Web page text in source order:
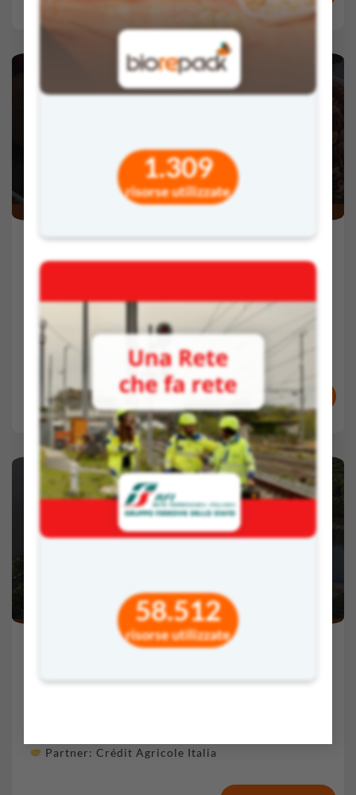
1.309
risorse utilizzate
58.512
risorse utilizzate
COMMENTI VOTI
CITTADINANZA
Partner:
Fondazione Barilla
RISORSE E ATTESTATI VAI AL VIDEO
COMMENTI VOTI
Città sostenibili: insegnare il cambiamento
Partner: Crédit Agricole Italia